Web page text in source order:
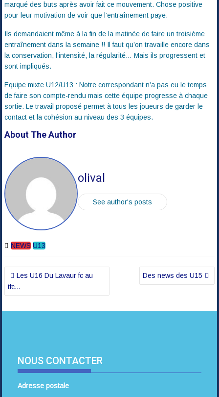
marqué des buts après avoir fait ce mouvement. Chose positive
pour leur motivation de voir que l’entraînement paye.
Ils demandaient même à la fin de la matinée de faire un troisième
entraînement dans la semaine !! Il faut qu’on travaille encore dans
la conservation, l’intensité, la régularité… Mais ils progressent et
sont impliqués.
Equipe mixte U12/U13 : Notre correspondant n’a pas eu le temps
de faire son compte-rendu mais cette équipe progresse à chaque
sortie. Le travail proposé permet à tous les joueurs de garder le
contact et la cohésion au niveau des 3 équipes.
About The Author
olival
See author's posts
NEWS U13
Navigation
de
l’article
Les U16 Du Lavaur fc au
tfc…
Des news des U15
NOUS CONTACTER
Adresse postale